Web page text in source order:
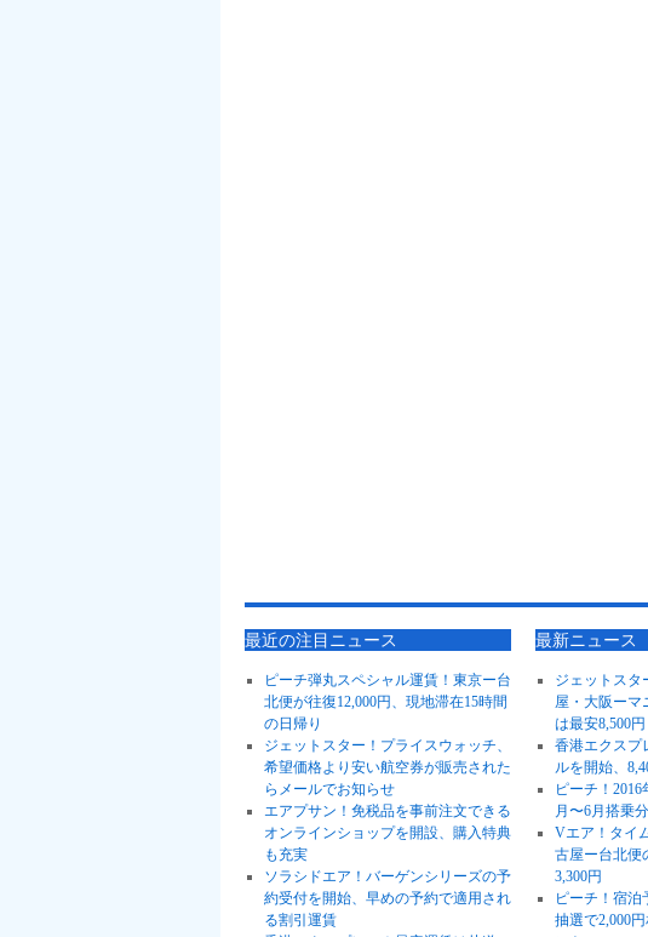
最近の注目ニュース
ピーチ弾丸スペシャル運賃！東京ー台
北便が往復12,000円、現地滞在15時間
の日帰り
ジェットスター！プライスウォッチ、
希望価格より安い航空券が販売された
らメールでお知らせ
エアプサン！免税品を事前注文できる
オンラインショップを開設、購入特典
も充実
ソラシドエア！バーゲンシリーズの予
約受付を開始、早めの予約で適用され
る割引運賃
最新ニュース
ジェットスタ
屋・大阪ーマ
は最安8,500円
香港エクスプ
ルを開始、
ピーチ！
月〜6月搭乗
Vエア！タイ
古屋ー台北便
3,300円
ピーチ！宿泊
抽選で2,000